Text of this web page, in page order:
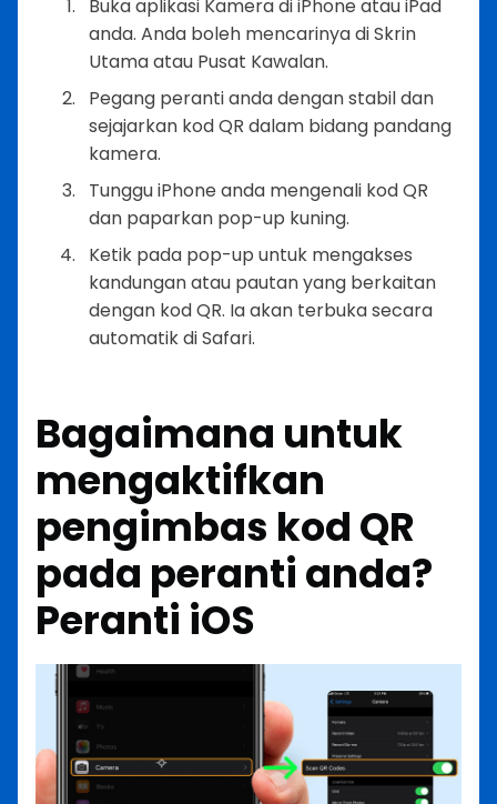
Buka aplikasi Kamera di iPhone atau iPad
anda. Anda boleh mencarinya di Skrin
Utama atau Pusat Kawalan.
Pegang peranti anda dengan stabil dan
sejajarkan kod QR dalam bidang pandang
kamera.
Tunggu iPhone anda mengenali kod QR
dan paparkan pop-up kuning.
Ketik pada pop-up untuk mengakses
kandungan atau pautan yang berkaitan
dengan kod QR. Ia akan terbuka secara
automatik di Safari.
Bagaimana untuk
mengaktifkan
pengimbas kod QR
pada peranti anda?
Peranti iOS